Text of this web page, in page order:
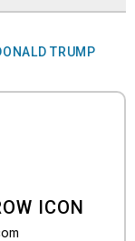
TRUMP